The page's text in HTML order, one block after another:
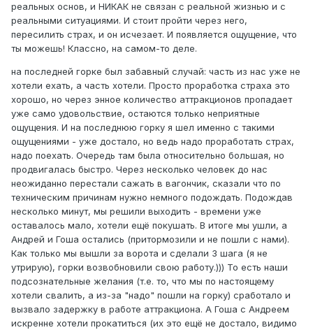
реальных основ, и НИКАК не связан с реальной жизнью и с
реальными ситуациями. И стоит пройти через него,
пересилить страх, и он исчезает. И появляется ощущение, что
ты можешь! Классно, на самом-то деле.
на последней горке был забавный случай: часть из нас уже не
хотели ехать, а часть хотели. Просто проработка страха это
хорошо, но через энное количество аттракционов пропадает
уже само удовольствие, остаются только неприятные
ощущения. И на последнюю горку я шел именно с такими
ощущениями - уже достало, но ведь надо проработать страх,
надо поехать. Очередь там была относительно большая, но
продвигалась быстро. Через несколько человек до нас
неожиданно перестали сажать в вагончик, сказали что по
техническим причинам нужно немного подождать. Подождав
несколько минут, мы решили выходить - времени уже
оставалось мало, хотели ещё покушать. В итоге мы ушли, а
Андрей и Гоша остались (притормозили и не пошли с нами).
Как только мы вышли за ворота и сделали 3 шага (я не
утрирую), горки возвобновили свою работу.))) То есть наши
подсознательные желания (т.е. то, что мы по настоящему
хотели свалить, а из-за "надо" пошли на горку) сработало и
вызвало задержку в работе аттракциона. А Гоша с Андреем
искренне хотели прокатиться (их это ещё не достало, видимо